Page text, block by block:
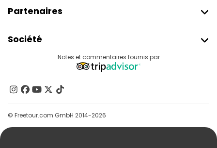
Partenaires
Connexion Du Fournisseur
Programme D’affiliation
Société
Contactez-Nous
Groupes
Aide
Notes et commentaires fournis par
© Freetour.com GmbH 2014-2026